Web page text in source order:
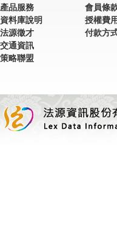
產品服務
資料庫說明
法源徵才
交通資訊
策略聯盟
會員條
授權費用
付款方